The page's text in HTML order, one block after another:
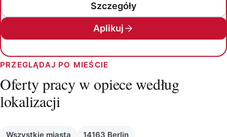
Szczegóły
Aplikuj
PRZEGLĄDAJ PO MIEŚCIE
Oferty pracy w opiece według
lokalizacji
Wszystkie miasta 14163 Berlin